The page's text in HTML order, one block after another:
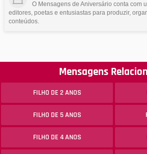
O Mensagens de Aniversário conta com
editores, poetas e entusiastas para produzir,
conteúdos.
Mensagens
FILHO DE 2 ANOS
FILHO DE 5 ANOS
FILHO DE 4 ANOS